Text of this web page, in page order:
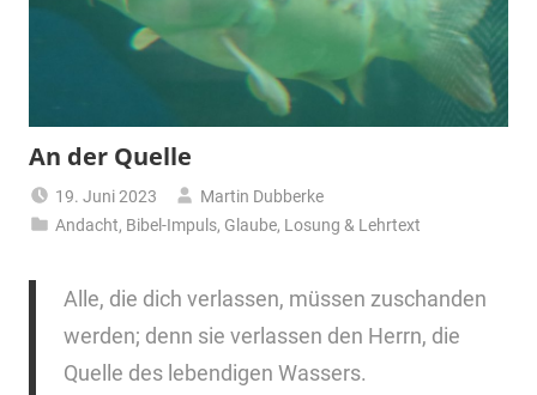
An der Quelle
19. Juni 2023
Martin Dubberke
Andacht, Bibel-Impuls, Glaube, Losung & Lehrtext
Alle, die dich verlassen, müssen zuschanden
werden; denn sie verlassen den Herrn, die
Quelle des lebendigen Wassers.